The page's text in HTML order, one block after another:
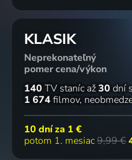
KLASIK
Neprekonateľný
pomer cena/výkon
140 TV staníc až30 dní
1 674filmov
10 dní za 1 €
potom 1. mesiac9,99 €